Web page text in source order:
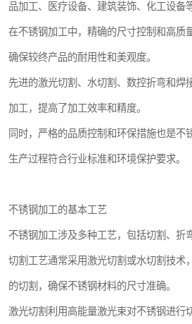
品加工、医疗设备、建筑装饰、化工设备
在不锈钢加工中，精确的尺寸控制和高质
确保较终产品的耐用性和美观度。
先进的激光切割、水切割、数控折弯和焊
加工，提高了加工效率和精度。
同时，严格的品质控制和环保措施也是
生产过程符合行业标准和环境保护要求。
不锈钢加工的基本工艺
不锈钢加工涉及多种工艺，包括切割、折
切割工艺通常采用激光切割或水切割技术
的切割，确保不锈钢材料的尺寸准确。
激光切割利用高能量激光束对不锈钢进行